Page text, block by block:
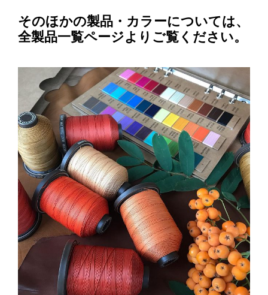
そのほかの製品・カラーについては、
全製品一覧ページよりご覧ください。